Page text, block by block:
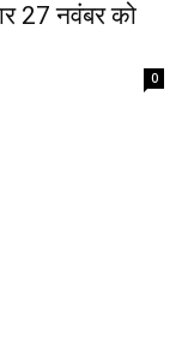
27 नवंबर को
0